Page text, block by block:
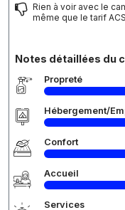
Rien à voir avec le
même que le tarif
Notes détaillées du
Propreté
Hébergement/
Confort
Accueil
Services